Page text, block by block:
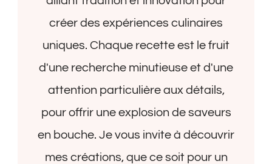
créer des expériences culinaires
uniques. Chaque recette est le fruit
d'une recherche minutieuse et d'une
attention particulière aux détails,
pour offrir une explosion de saveurs
en bouche. Je vous invite à découvrir
mes créations, que ce soit pour un